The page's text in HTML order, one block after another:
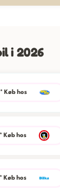
i 2026
* Køb hos
* Køb hos
* Køb hos